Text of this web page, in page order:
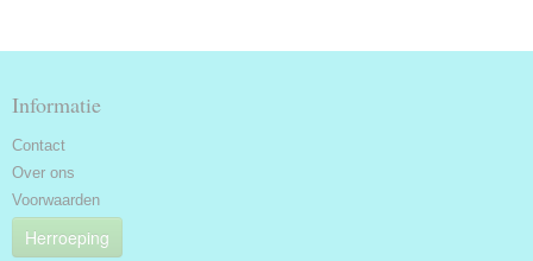
Informatie
Contact
Over ons
Voorwaarden
Herroeping